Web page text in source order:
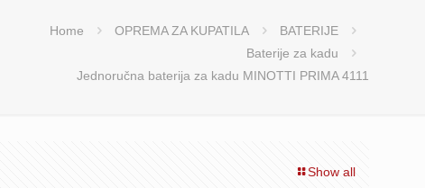
Home OPREMA ZA KUPATILA
BATERIJE
Baterije za kadu
Jednoručna baterija za kadu MINOTTI PRIMA 4111
Show all